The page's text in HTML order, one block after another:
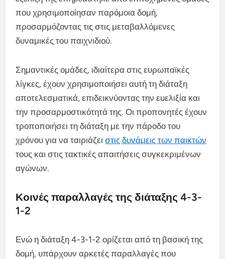
που χρησιμοποίησαν παρόμοια δομή,
προσαρμόζοντας τις στις μεταβαλλόμενες
δυναμικές του παιχνιδιού.
Σημαντικές ομάδες, ιδιαίτερα στις ευρωπαϊκές
λίγκες, έχουν χρησιμοποιήσει αυτή τη διάταξη
αποτελεσματικά, επιδεικνύοντας την ευελιξία και
την προσαρμοστικότητά της. Οι προπονητές έχουν
τροποποιήσει τη διάταξη με την πάροδο του
χρόνου για να ταιριάζειστις δυνάμεις των παικτών
τους και στις τακτικές απαιτήσεις συγκεκριμένων
αγώνων.
Κοινές παραλλαγές της διάταξης 4-3-
1-2
Ενώ η διάταξη 4-3-1-2 ορίζεται από τη βασική της
δομή, υπάρχουν αρκετές παραλλαγές που